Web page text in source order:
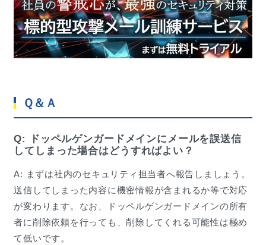
Ｑ＆Ａ
Q: ドッペルゲンガードメインにメールを誤送信
してしまった場合はどうすればよい？
A: まずは社内のセキュリティ担当者へ報告しましょう。
送信してしまった内容に機密情報が含まれるか等で対応
が変わります。なお、ドッペルゲンガードメインの所有
者に削除依頼を行っても、削除してくれる可能性は極め
て低いです。